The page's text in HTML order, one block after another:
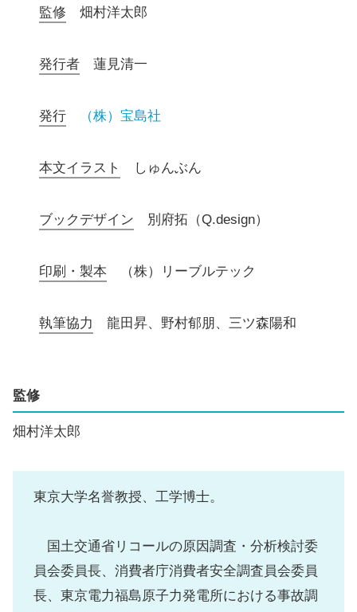
監修 畑村洋太郎
発行者 蓮見清一
発行 （株）宝島社
本文イラスト しゅんぶん
ブックデザイン 別府拓（Q.design）
印刷・製本 （株）リーブルテック
執筆協力 龍田昇、野村郁朋、三ツ森陽和
監修
畑村洋太郎
東京大学名誉教授、工学博士。
国土交通省リコールの原因調査・分析検討委
員会委員長、消費者庁消費者安全調査員会委員
長、東京電力福島原子力発電所における事故調